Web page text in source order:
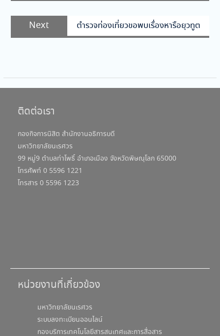
Next
Next
post:
ตำรวจท่องเที่ยวขอพบเรื่องหารือยุวทูต
ติดต่อเรา
กองกิจการนิสิต สำนักงานอธิการบดี
มหาวิทยาลัยนเรศวร
99 หมู่9 ตำบลท่าโพธิ์ อำเภอเมือง จังหวัดพิษณุโลก 65000
โทรศัพท์ 0 5596 1221
โทรสาร 0 5596 1223
หน่วยงานที่เกี่ยวข้อง
มหาวิทยาลัยนเรศวร
ระบบลงทะเบียนออนไลน์
กองบริการเทคโนโลยีสารสนเทศและการสื่อสาร